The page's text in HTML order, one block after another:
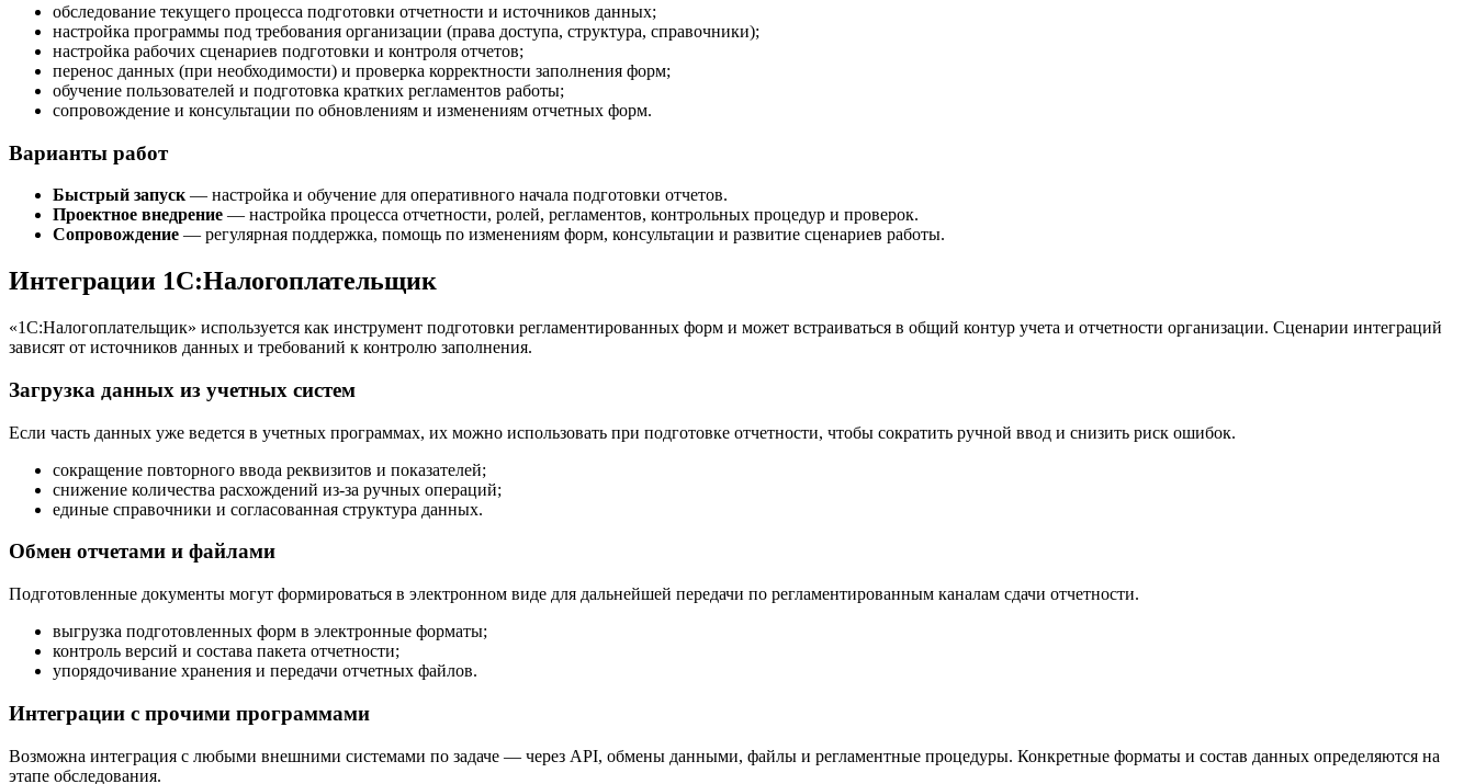
обследование текущего процесса подготовки отчетности и источников данных;
настройка программы под требования организации (права доступа, структура, справочники);
настройка рабочих сценариев подготовки и контроля отчетов;
перенос данных (при необходимости) и проверка корректности заполнения форм;
обучение пользователей и подготовка кратких регламентов работы;
сопровождение и консультации по обновлениям и изменениям отчетных форм.
Варианты работ
Быстрый запуск — настройка и обучение для оперативного начала подготовки отчетов.
Проектное внедрение — настройка процесса отчетности, ролей, регламентов, контрольных процедур и проверок.
Сопровождение — регулярная поддержка, помощь по изменениям форм, консультации и развитие сценариев работы.
Интеграции 1С:Налогоплательщик
«1С:Налогоплательщик» используется как инструмент подготовки регламентированных форм и может встраиваться в общий контур учета и отчетности организации. Сценарии интеграций
зависят от источников данных и требований к контролю заполнения.
Загрузка данных из учетных систем
Если часть данных уже ведется в учетных программах, их можно использовать при подготовке отчетности, чтобы сократить ручной ввод и снизить риск ошибок.
сокращение повторного ввода реквизитов и показателей;
снижение количества расхождений из-за ручных операций;
единые справочники и согласованная структура данных.
Обмен отчетами и файлами
Подготовленные документы могут формироваться в электронном виде для дальнейшей передачи по регламентированным каналам сдачи отчетности.
выгрузка подготовленных форм в электронные форматы;
контроль версий и состава пакета отчетности;
упорядочивание хранения и передачи отчетных файлов.
Интеграции с прочими программами
Возможна интеграция с любыми внешними системами по задаче — через API, обмены данными, файлы и регламентные процедуры. Конкретные форматы и состав данных определяются на
этапе обследования.